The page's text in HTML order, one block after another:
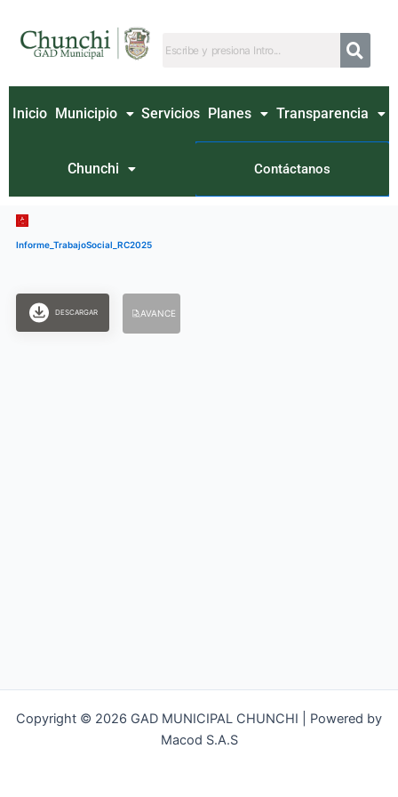
contenido
Inicio Municipio Servicios Planes Transparencia
Chunchi Contáctanos
Informe_TrabajoSocial_RC2025
DESCARGAR AVANCE
Copyright © 2026 GAD MUNICIPAL CHUNCHI | Powered by
Macod S.A.S